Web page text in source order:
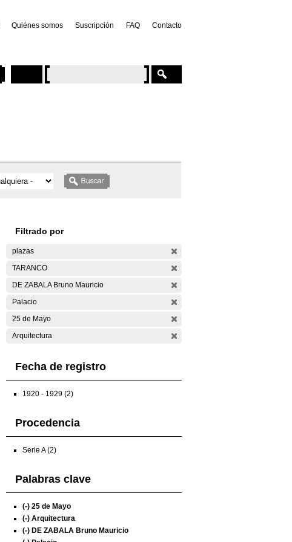
Quiénes somos Suscripción FAQ Contacto
Filtrado por
plazas
TARANCO
DE ZABALA Bruno Mauricio
Palacio
25 de Mayo
Arquitectura
Fecha de registro
1920 - 1929 (2)
Procedencia
Serie A (2)
Palabras clave
(-) 25 de Mayo
(-) Arquitectura
(-) DE ZABALA Bruno Mauricio